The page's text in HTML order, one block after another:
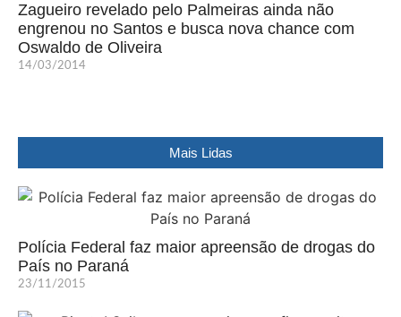
Zagueiro revelado pelo Palmeiras ainda não
engrenou no Santos e busca nova chance com
Oswaldo de Oliveira
14/03/2014
Mais Lidas
Polícia Federal faz maior apreensão de drogas do
País no Paraná
23/11/2015